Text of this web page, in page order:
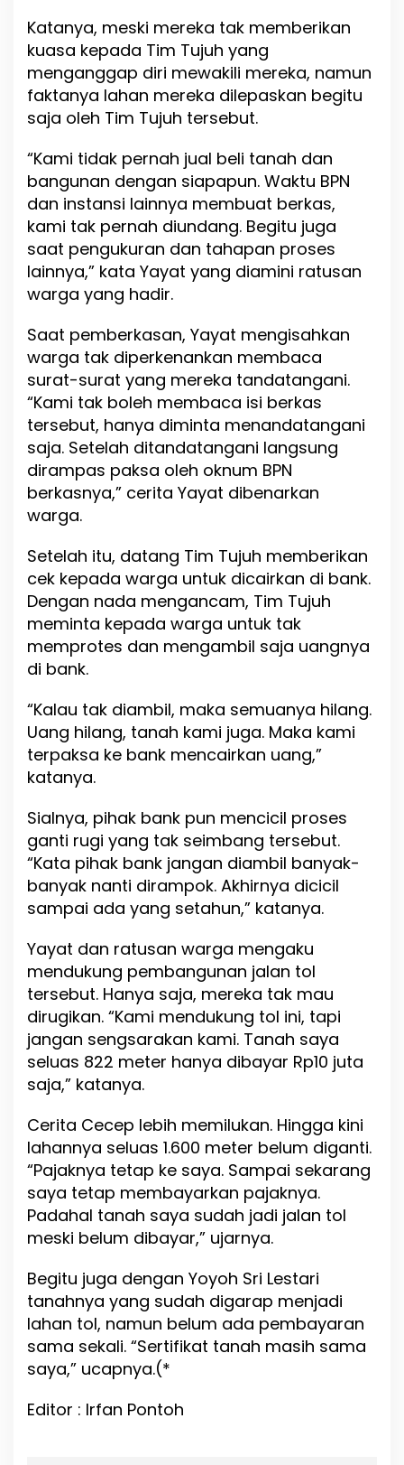
Katanya, meski mereka tak memberikan
kuasa kepada Tim Tujuh yang
menganggap diri mewakili mereka, namun
faktanya lahan mereka dilepaskan begitu
saja oleh Tim Tujuh tersebut.
“Kami tidak pernah jual beli tanah dan
bangunan dengan siapapun. Waktu BPN
dan instansi lainnya membuat berkas,
kami tak pernah diundang. Begitu juga
saat pengukuran dan tahapan proses
lainnya,” kata Yayat yang diamini ratusan
warga yang hadir.
Saat pemberkasan, Yayat mengisahkan
warga tak diperkenankan membaca
surat-surat yang mereka tandatangani.
“Kami tak boleh membaca isi berkas
tersebut, hanya diminta menandatangani
saja. Setelah ditandatangani langsung
dirampas paksa oleh oknum BPN
berkasnya,” cerita Yayat dibenarkan
warga.
Setelah itu, datang Tim Tujuh memberikan
cek kepada warga untuk dicairkan di bank.
Dengan nada mengancam, Tim Tujuh
meminta kepada warga untuk tak
memprotes dan mengambil saja uangnya
di bank.
“Kalau tak diambil, maka semuanya hilang.
Uang hilang, tanah kami juga. Maka kami
terpaksa ke bank mencairkan uang,”
katanya.
Sialnya, pihak bank pun mencicil proses
ganti rugi yang tak seimbang tersebut.
“Kata pihak bank jangan diambil banyak-
banyak nanti dirampok. Akhirnya dicicil
sampai ada yang setahun,” katanya.
Yayat dan ratusan warga mengaku
mendukung pembangunan jalan tol
tersebut. Hanya saja, mereka tak mau
dirugikan. “Kami mendukung tol ini, tapi
jangan sengsarakan kami. Tanah saya
seluas 822 meter hanya dibayar Rp10 juta
saja,” katanya.
Cerita Cecep lebih memilukan. Hingga kini
lahannya seluas 1.600 meter belum diganti.
“Pajaknya tetap ke saya. Sampai sekarang
saya tetap membayarkan pajaknya.
Padahal tanah saya sudah jadi jalan tol
meski belum dibayar,” ujarnya.
Begitu juga dengan Yoyoh Sri Lestari
tanahnya yang sudah digarap menjadi
lahan tol, namun belum ada pembayaran
sama sekali. “Sertifikat tanah masih sama
saya,” ucapnya.(*
Editor : Irfan Pontoh